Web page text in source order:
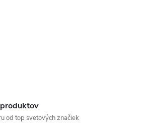
od top svetových značiek